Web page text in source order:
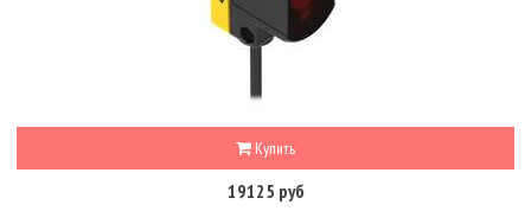
Купить
19125 руб